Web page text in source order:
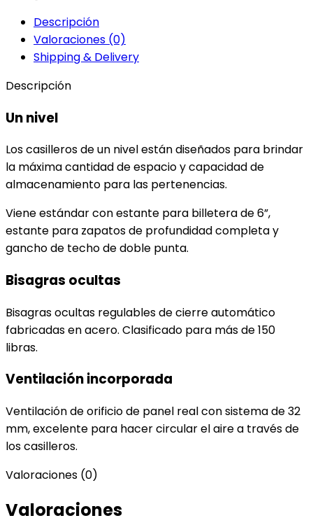
Descripción
Valoraciones (0)
Shipping & Delivery
Descripción
Un nivel
Los casilleros de un nivel están diseñados para brindar
la máxima cantidad de espacio y capacidad de
almacenamiento para las pertenencias.
Viene estándar con estante para billetera de 6”,
estante para zapatos de profundidad completa y
gancho de techo de doble punta.
Bisagras ocultas
Bisagras ocultas regulables de cierre automático
fabricadas en acero. Clasificado para más de 150
libras.
Ventilación incorporada
Ventilación de orificio de panel real con sistema de 32
mm, excelente para hacer circular el aire a través de
los casilleros.
Valoraciones (0)
Valoraciones